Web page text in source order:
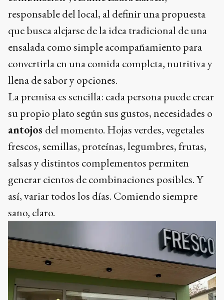
responsable del local, al definir una propuesta
que busca alejarse de la idea tradicional de una
ensalada como simple acompañamiento para
convertirla en una comida completa, nutritiva y
llena de sabor y opciones.
La premisa es sencilla: cada persona puede crear
su propio plato según sus gustos, necesidades o
antojos del momento. Hojas verdes, vegetales
frescos, semillas, proteínas, legumbres, frutas,
salsas y distintos complementos permiten
generar cientos de combinaciones posibles. Y
así, variar todos los días. Comiendo siempre
sano, claro.